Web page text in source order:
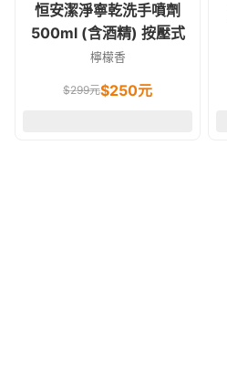
恒安潔淨寧乾洗手噴劑
500ml (含酒精) 按壓式
檸檬香
$299元$250元